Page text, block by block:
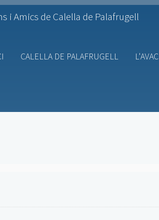
i Amics de Calella de Palafrugell
CALELLA DE PALAFRUGELL L'AVAC